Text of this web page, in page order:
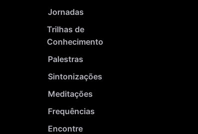
Jornadas
Trilhas de
Conhecimento
Palestras
Sintonizações
Meditações
Frequências
Encontre